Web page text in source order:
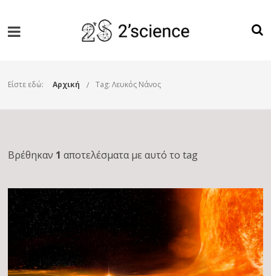
Είστε εδώ: Αρχική Tag: Λευκός Νάνος
Βρέθηκαν 1 αποτελέσματα με αυτό το tag